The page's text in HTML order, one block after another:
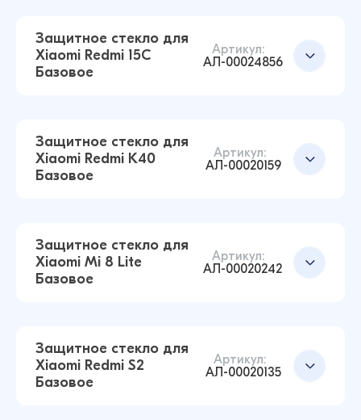
12 ₽14 ₽
14 ₽16 ₽
14 ₽21 ₽
Защитное стекло для
Xiaomi Redmi 15C
Базовое
Артикул:
АЛ-00024856
16 ₽
Защитное стекло для
Xiaomi Redmi K40
Базовое
Артикул:
АЛ-00020159
Защитное стекло для
Xiaomi Mi 8 Lite
Базовое
Артикул:
АЛ-00020242
Защитное стекло для
Xiaomi Redmi S2
Базовое
Артикул:
АЛ-00020135